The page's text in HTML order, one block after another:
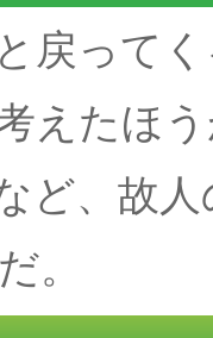
戻って
えたほ
ど、故
。